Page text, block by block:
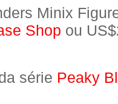
Minix
Shop ou
série Peaky